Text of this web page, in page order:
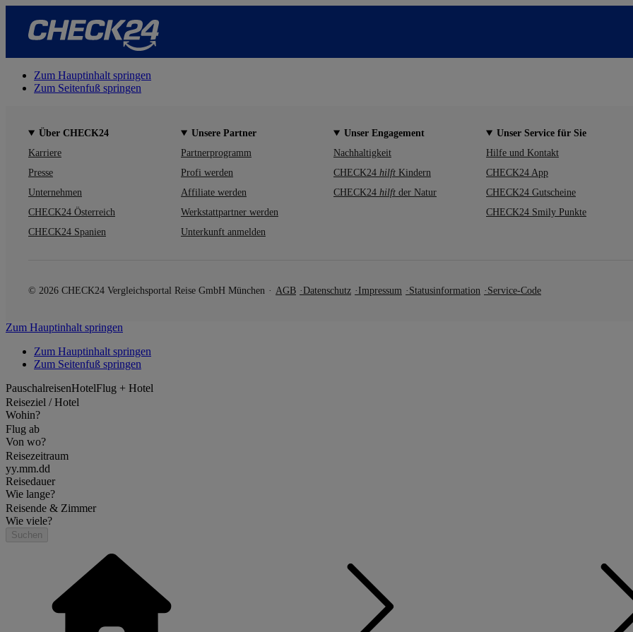
Zum Hauptinhalt springen
Zum Seitenfuß springen
Über CHECK24
Karriere
Presse
Unternehmen
CHECK24 Österreich
CHECK24 Spanien
Unsere Partner
Partnerprogramm
Profi werden
Affiliate werden
Werkstattpartner werden
Unterkunft anmelden
Unser Engagement
Nachhaltigkeit
CHECK24 hilft Kindern
CHECK24 hilft der Natur
Unser Service für Sie
Hilfe und Kontakt
CHECK24 App
CHECK24 Gutscheine
CHECK24 Smily Punkte
© 2026 CHECK24 Vergleichsportal Reise GmbH München AGB Datenschutz Impressum Statusinformation Service-Code
Zum Hauptinhalt springen
Zum Hauptinhalt springen
Zum Seitenfuß springen
PauschalreisenHotelFlug + Hotel
Reiseziel / Hotel
Wohin?
Flug ab
Von wo?
Reisezeitraum
yy.mm.dd
Reisedauer
Wie lange?
Reisende & Zimmer
Wie viele?
Suchen